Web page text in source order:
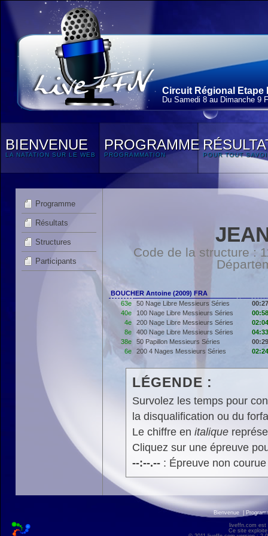
Circuit Régional Etape
Du Samedi 8 au Dimanche 9
BIENVENUE
LA NATATION SUR LE WEB
PROGRAMME
PROGRAMMATION POUR TOUT
Programme
Résultats
Structures
Participants
Code de la structure :
BOUCHER Antoine (2009) FRA
63e
50 Nage Libre Messieurs Séries
40e
100 Nage Libre Messieurs Séries
4e
200 Nage Libre Messieurs Séries
8e
400 Nage Libre Messieurs Séries
38e
50 Papillon Messieurs Séries
6e
200 4 Nages Messieurs Séries
LÉGENDE :
Survolez les temps pour
la disqualification ou du
Le chiffre en italique
Cliquez sur une épreuve
--:--.--: Épreuve non
Bienvenue
liveffn.com est
Ce site